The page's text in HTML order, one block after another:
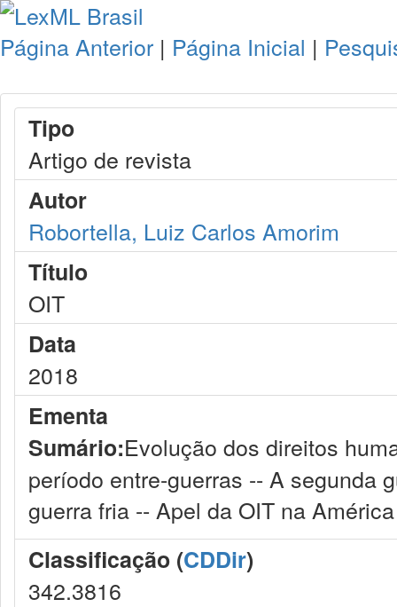
Página Anterior | Página Inicial |
Tipo
Artigo de revista
Autor
Robortella, Luiz Carlos Amorim
Título
OIT
Data
2018
Ementa
Sumário:Evolução dos direitos
período entre-guerras -- A segunda
guerra fria -- Apel da OIT na
Classificação (CDDir)
342.3816